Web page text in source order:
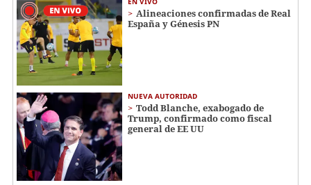
Alineaciones confirmadas de Real
España y Génesis PN
NUEVA AUTORIDAD
Todd Blanche, exabogado de
Trump, confirmado como fiscal
general de EE UU